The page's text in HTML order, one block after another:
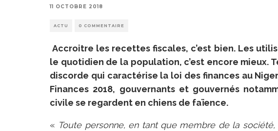
11 OCTOBRE 2018
ACTU 0 COMMENTAIRE
Accroitre les recettes fiscales, c’est bien. Les
le quotidien de la population, c’est encore mieux.
discorde qui caractérise la loi des finances au
Finances 2018, gouvernants et gouvernés
civile se regardent en chiens de faïence.
« Toute personne, en tant que membre de la